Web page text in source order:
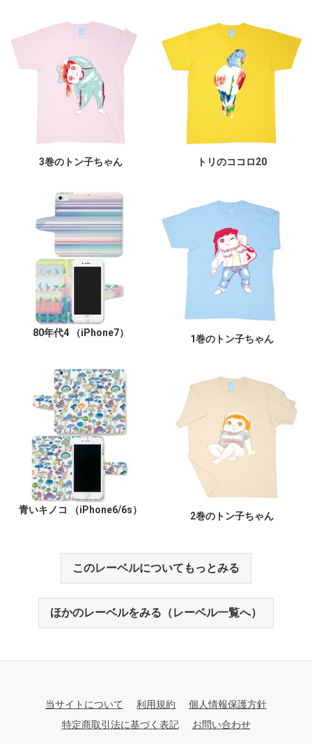
3巻のトン子ちゃん トリのココロ20
80年代4 （iPhone7）
1巻のトン子ちゃん
青いキノコ （iPhone6/6s）
2巻のトン子ちゃん
このレーベルについてもっとみる
ほかのレーベルをみる（レーベル一覧へ）
当サイトについて 利用規約
個人情報保護方針
特定商取引法に基づく表記
お問い合わせ